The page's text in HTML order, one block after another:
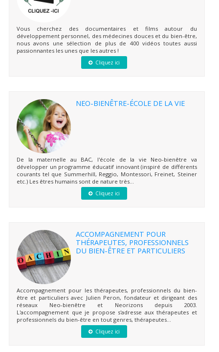
Vous cherchez des documentaires et films autour du
développement personnel, des médecines douces et du bien-être,
nous avons une sélection de plus de 400 vidéos toutes aussi
passionnantes les unes que les autres !
Cliquez ici
NEO-BIENÊTRE-ÉCOLE DE LA VIE
De la maternelle au BAC, l'école de la vie Neo-bienêtre va
développer un programme éducatif innovant (inspiré de différents
courants tel que Summerhill, Reggio, Montessori, Freinet, Steiner
etc.) Les êtres humains sont de nature très...
Cliquez ici
ACCOMPAGNEMENT POUR
THÉRAPEUTES, PROFESSIONNELS
DU BIEN-ÊTRE ET PARTICULIERS
Accompagnement pour les thérapeutes, professionnels du bien-
être et particuliers avec Julien Peron, fondateur et dirigeant des
réseaux Neo-bienêtre et Neorizons depuis 2003.
L'accompagnement que je propose s'adresse aux thérapeutes et
professionnels du bien-être en tout genres, thérapeutes...
Cliquez ici